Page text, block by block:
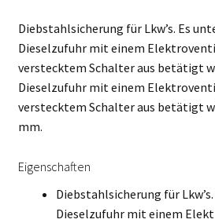
Diebstahlsicherung für Lkw’s. Es
Dieselzufuhr mit einem
verstecktem Schalter aus betätigt
Dieselzufuhr mit einem
verstecktem Schalter aus betätigt
mm.
Eigenschaften
Diebstahlsicherung für
Dieselzufuhr mit einem